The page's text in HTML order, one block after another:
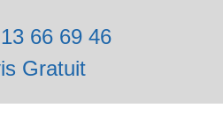
66 69 46
Gratuit